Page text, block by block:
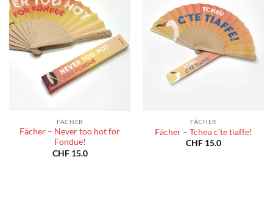
FÄCHER
Fächer – Never too hot for
Fondue!
CHF15.0
FÄCHER
Fächer – Tcheu c’te tiaffe!
CHF15.0